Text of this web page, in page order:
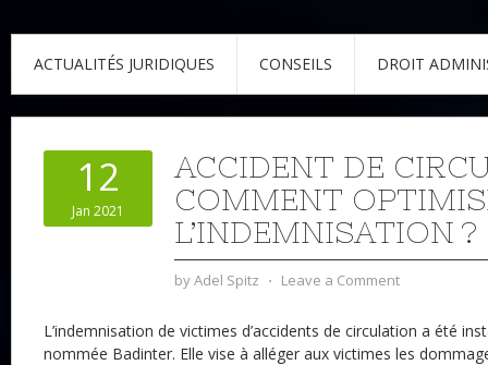
ACTUALITÉS JURIDIQUES CONSEILS DROIT
12
Jan 2021
ACCIDENT DE
COMMENT
L’INDEMNISATION ?
byAdel Spitz ⋅ Leave a Comment
L’indemnisation de victimes d’accidents de circulation a été
nommée Badinter. Elle vise à alléger aux victimes les